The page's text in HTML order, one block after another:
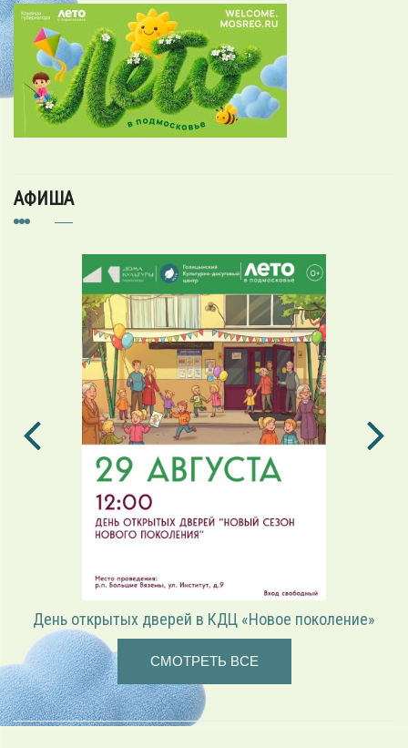
АФИША
День открытых дверей в КДЦ «Новое поколение»
СМОТРЕТЬ ВСЕ